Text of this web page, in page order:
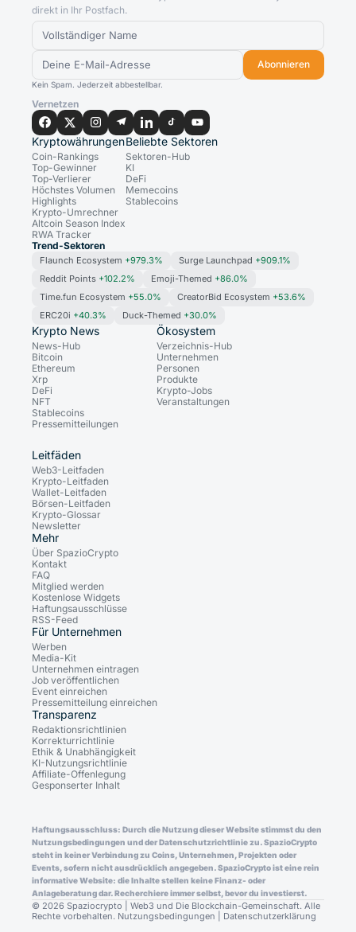
direkt in Ihr Postfach.
Abonnieren
Kein Spam. Jederzeit abbestellbar.
Vernetzen
Kryptowährungen
Coin-Rankings
Top-Gewinner
Top-Verlierer
Höchstes Volumen
Highlights
Krypto-Umrechner
Altcoin Season Index
RWA Tracker
Beliebte Sektoren
Sektoren-Hub
KI
DeFi
Memecoins
Stablecoins
Trend-Sektoren
Flaunch Ecosystem +979.3% Surge Launchpad +909.1%
Reddit Points +102.2% Emoji-Themed +86.0%
Time.fun Ecosystem +55.0% CreatorBid Ecosystem +53.6%
ERC20i +40.3% Duck-Themed +30.0%
Krypto News
News-Hub
Bitcoin
Ethereum
Xrp
DeFi
NFT
Stablecoins
Pressemitteilungen
Ökosystem
Verzeichnis-Hub
Unternehmen
Personen
Produkte
Krypto-Jobs
Veranstaltungen
Leitfäden
Web3-Leitfaden
Krypto-Leitfaden
Wallet-Leitfaden
Börsen-Leitfaden
Krypto-Glossar
Newsletter
Mehr
Über SpazioCrypto
Kontakt
FAQ
Mitglied werden
Kostenlose Widgets
Haftungsausschlüsse
RSS-Feed
Für Unternehmen
Werben
Media-Kit
Unternehmen eintragen
Job veröffentlichen
Event einreichen
Pressemitteilung einreichen
Transparenz
Redaktionsrichtlinien
Korrekturrichtlinie
Ethik & Unabhängigkeit
KI-Nutzungsrichtlinie
Affiliate-Offenlegung
Gesponserter Inhalt
Haftungsausschluss: Durch die Nutzung dieser Website stimmst du den
Nutzungsbedingungen und der Datenschutzrichtlinie zu. SpazioCrypto
steht in keiner Verbindung zu Coins, Unternehmen, Projekten oder
Events, sofern nicht ausdrücklich angegeben. SpazioCrypto ist eine rein
informative Website: die Inhalte stellen keine Finanz- oder
Anlageberatung dar. Recherchiere immer selbst, bevor du investierst.
© 2026 Spaziocrypto | Web3 und Die Blockchain-Gemeinschaft. Alle
Rechte vorbehalten. Nutzungsbedingungen Datenschutzerklärung